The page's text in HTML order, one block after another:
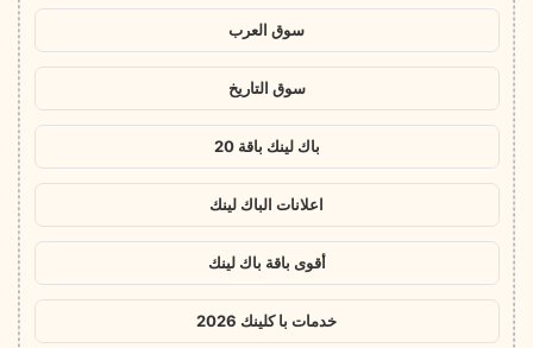
سوق العرب
سوق التاريخ
باك لينك باقة 20
اعلانات الباك لينك
أقوى باقة باك لينك
خدمات با كلينك 2026